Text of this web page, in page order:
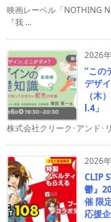
映画レーベル「NOTHING
『我 ...
2026
“この
デザ
（木
l.4」
株式会社クリーク･アンド･
2026
CLIP
鬱』
催 限
応援